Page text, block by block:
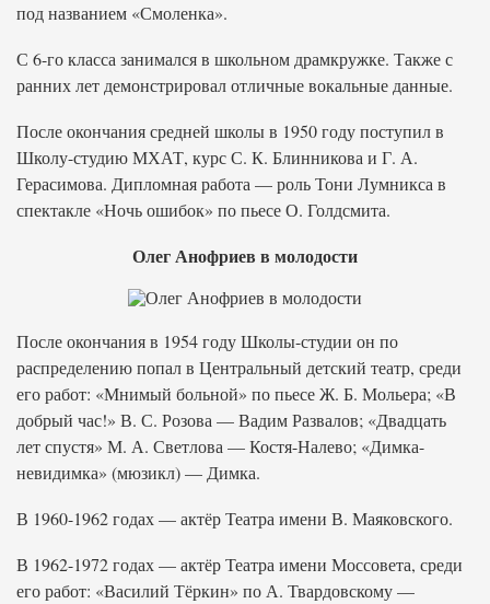
под названием «Смоленка».
С 6-го класса занимался в школьном драмкружке. Также с
ранних лет демонстрировал отличные вокальные данные.
После окончания средней школы в 1950 году поступил в
Школу-студию МХАТ, курс С. К. Блинникова и Г. А.
Герасимова. Дипломная работа — роль Тони Лумникса в
спектакле «Ночь ошибок» по пьесе О. Голдсмита.
Олег Анофриев в молодости
После окончания в 1954 году Школы-студии он по
распределению попал в Центральный детский театр, среди
его работ: «Мнимый больной» по пьесе Ж. Б. Мольера; «В
добрый час!» В. С. Розова — Вадим Развалов; «Двадцать
лет спустя» М. А. Светлова — Костя-Налево; «Димка-
невидимка» (мюзикл) — Димка.
В 1960-1962 годах — актёр Театра имени В. Маяковского.
В 1962-1972 годах — актёр Театра имени Моссовета, среди
его работ: «Василий Тёркин» по А. Твардовскому —